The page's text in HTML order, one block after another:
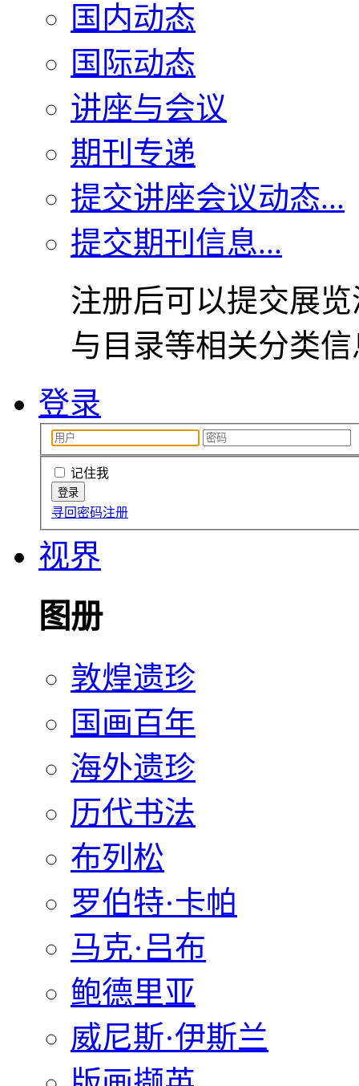
国内动态
国际动态
讲座与会议
期刊专递
提交讲座会议动态...
提交期刊信息...
注册后可以提交展
与目录等相关分类
登录
记住我
寻回密码注册
视界
图册
敦煌遗珍
国画百年
海外遗珍
历代书法
布列松
罗伯特·卡帕
马克·吕布
鲍德里亚
威尼斯·伊斯兰